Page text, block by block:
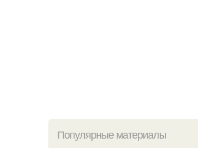
Популярные материалы